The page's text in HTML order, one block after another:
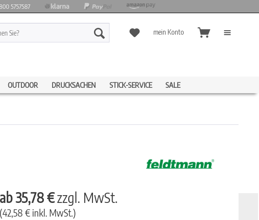
5757587
mein Konto
OUTDOOR DRUCKSACHEN STICK-SERVICE SALE
ab 35,78 €zzgl. MwSt.
(42,58 € inkl. MwSt.)